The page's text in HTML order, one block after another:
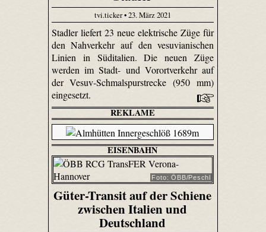
tvi.ticker • 23. März 2021
Stadler liefert 23 neue elektrische Züge für
den Nahverkehr auf den vesuvianischen
Linien in Süditalien. Die neuen Züge
werden im Stadt- und Vorortverkehr auf
der Vesuv-Schmalspurstrecke (950 mm)
eingesetzt.
REKLAME
EISENBAHN
Foto: ÖBB/Peschl
Güter-Transit auf der Schiene
zwischen Italien und
Deutschland